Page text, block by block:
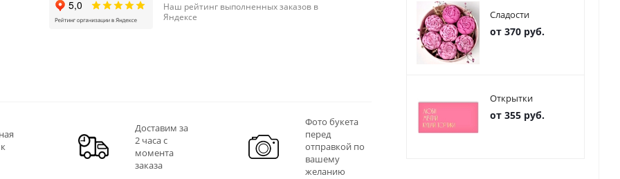
Наш рейтинг выполненных заказов в
Яндексе
Доставим за
2 часа с
момента
заказа
Фото букета
перед
отправкой по
вашему
желанию
Сладости
от 370 руб.
Открытки
от 355 руб.